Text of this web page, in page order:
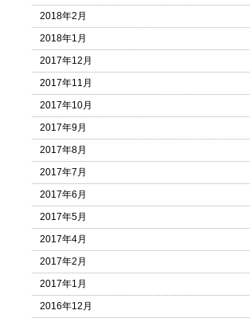
2018年2月
2018年1月
2017年12月
2017年11月
2017年10月
2017年9月
2017年8月
2017年7月
2017年6月
2017年5月
2017年4月
2017年2月
2017年1月
2016年12月